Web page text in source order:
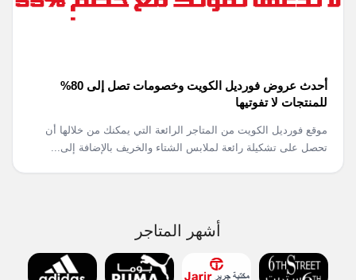
أحدث عروض فورديل الكويت وخصومات تصل إلى 80%
للمنتجات لا تفوتيها
موقع فورديل الكويت من المتاجر الرائعة التي يمكنك من خلالها أن
تحصل على تشكيلة رائعة لملابس الشتاء والخريف بالإضافة إلى...
أشهر المتاجر